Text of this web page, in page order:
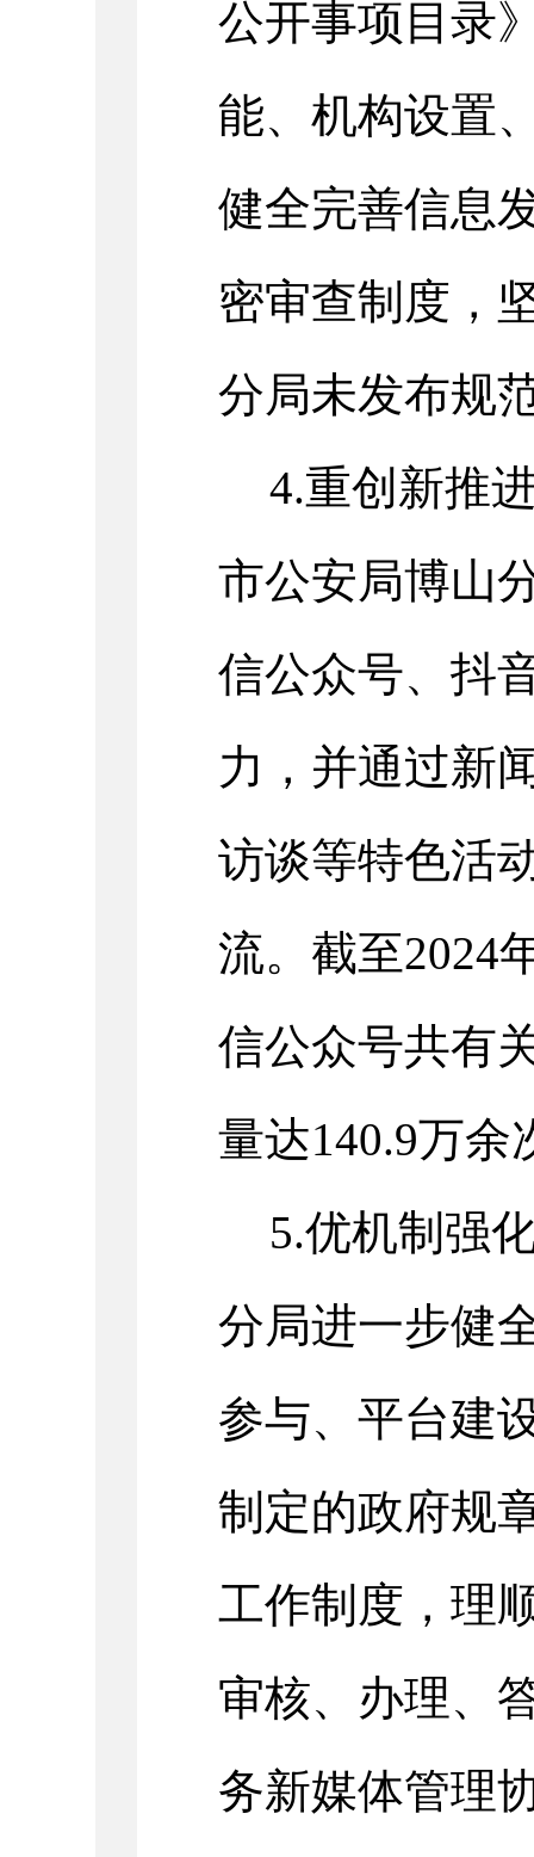
公开事项目录
能、机构设置
健全完善信息
密审查制度，
分局未发布规
4.重创新推
市公安局博山
信公众号、抖
力，并通过新
访谈等特色活
流。截至2024
信公众号共有
量达140.9万余
5.优机制强
分局进一步健
参与、平台建
制定的政府规
工作制度，理
审核、办理、
务新媒体管理